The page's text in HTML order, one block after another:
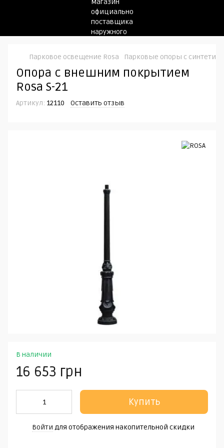
Парковое освещение Rosa Парковые опоры c
Опора с внешним покрытием
Rosa S-21
Артикул: 12110 Оставить отзыв
В наличии
16 653 грн
Купить
Войти для отображения накопительной скидки